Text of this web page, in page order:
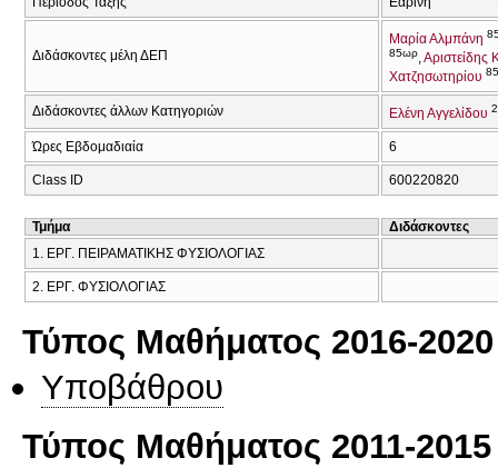
Διδάσκοντες μέλη ΔΕΠ
Μαρία Αλμπάνη
85ωρ Αριστείδης
Χατζησωτηρίου
Διδάσκοντες άλλων Κατηγοριών Ελένη Αγγελίδου
Ώρες Εβδομαδιαία 6
Class ID 600220820
Τμήμα
Διδάσκοντες
1. ΕΡΓ. ΠΕΙΡΑΜΑΤΙΚΗΣ ΦΥΣΙΟΛΟΓΙΑΣ
2. ΕΡΓ. ΦΥΣΙΟΛΟΓΙΑΣ
Τύπος Μαθήματος 2016-2020
Υποβάθρου
Τύπος Μαθήματος 2011-2015